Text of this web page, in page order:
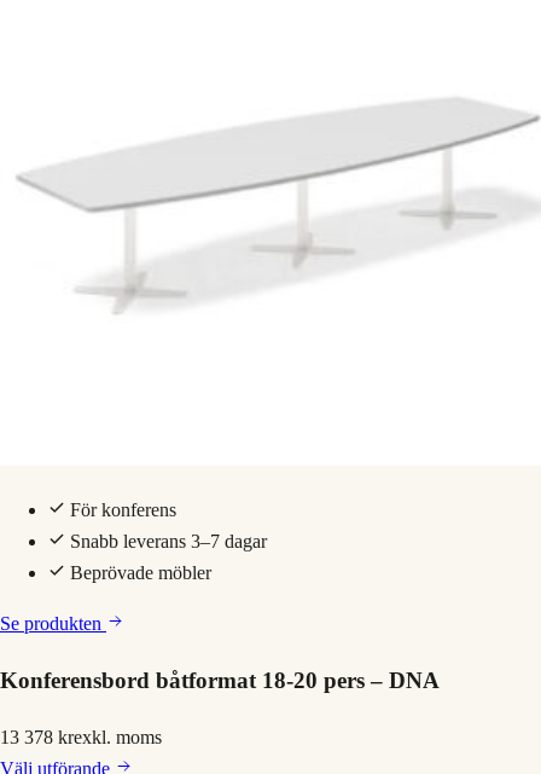
För konferens
Snabb leverans 3–7 dagar
Beprövade möbler
Se produkten
Konferensbord båtformat 18-20 pers – DNA
13 378 krexkl. moms
Välj utförande